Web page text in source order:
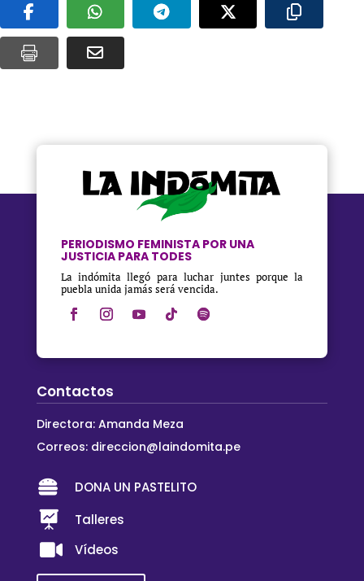
PERIODISMO FEMINISTA POR UNA
JUSTICIA PARA TODES
La indómita llegó para luchar juntes porque la
puebla unida jamás será vencida.
Contactos
Directora: Amanda Meza
Correos: direccion@laindomita.pe
 DONA UN PASTELITO
 Talleres
 Vídeos